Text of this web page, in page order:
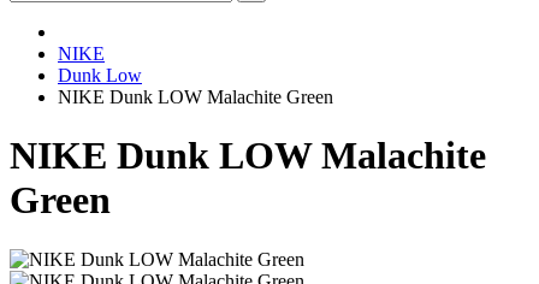
NIKE
Dunk Low
NIKE Dunk LOW Malachite Green
NIKE Dunk LOW Malachite
Green